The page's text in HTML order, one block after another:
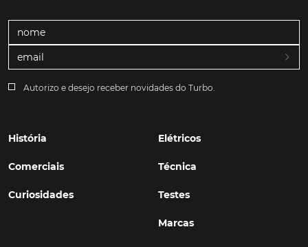
Autorizo e desejo receber novidades do Turbo.
História
Comerciais
Curiosidades
Elétricos
Técnica
Testes
Marcas